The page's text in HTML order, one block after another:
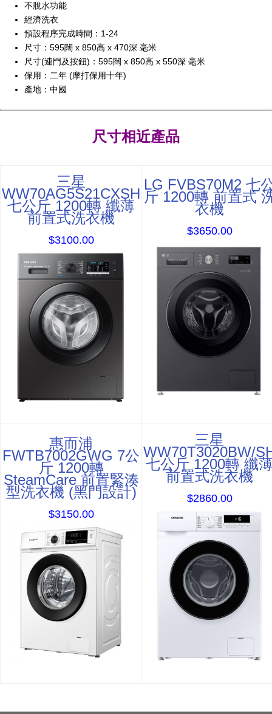
不脫水功能
經濟洗衣
預設程序完成時間：1-24
尺寸：595闊 x 850高 x 470深 毫米
尺寸(連門及按鈕)：595闊 x 850高 x 550深 毫米
保用：二年 (摩打保用十年)
產地：中國
尺寸相近產品
三星
WW70AG5S21CXSH
七公斤 1200轉 纖薄
前置式洗衣機
$3100.00
LG FVBS70M2 七
斤 1200轉 前置式
衣機
$3650.00
惠而浦
FWTB7002GWG 7公
斤 1200轉
SteamCare 前置緊湊
型洗衣機 (黑門設計)
$3150.00
三星
WW70T3020BW/
七公斤 1200轉 纖
前置式洗衣機
$2860.00